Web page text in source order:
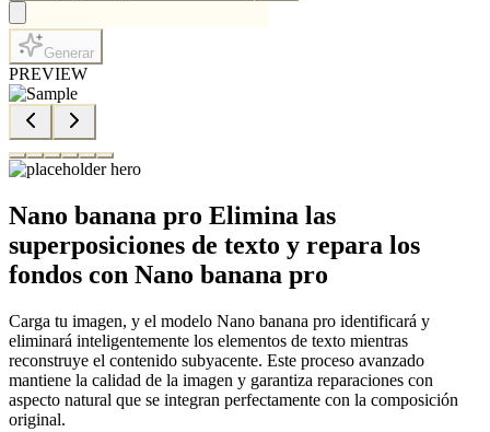
Generar
PREVIEW
Nano banana pro Elimina las
superposiciones de texto y repara los
fondos con Nano banana pro
Carga tu imagen, y el modelo Nano banana pro identificará y
eliminará inteligentemente los elementos de texto mientras
reconstruye el contenido subyacente. Este proceso avanzado
mantiene la calidad de la imagen y garantiza reparaciones con
aspecto natural que se integran perfectamente con la composición
original.